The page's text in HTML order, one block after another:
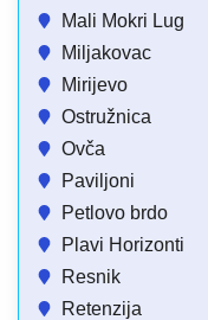
Mali Mokri Lug
Miljakovac
Mirijevo
Ostružnica
Ovča
Paviljoni
Petlovo brdo
Plavi Horizonti
Resnik
Retenzija